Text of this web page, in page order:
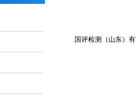
国评检测（山东）